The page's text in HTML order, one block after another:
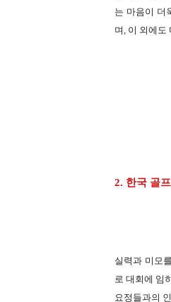
는 마음이 더
며, 이 외에도
2. 한국 골
실력과 미모
로 대회에 임
요정들과의